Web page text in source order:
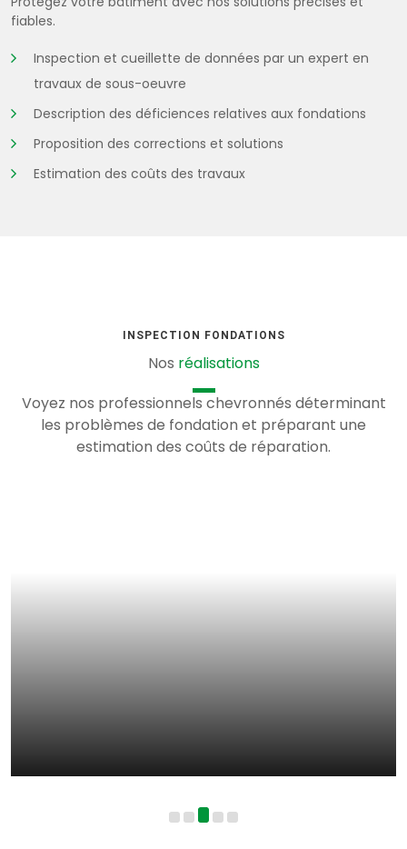
fiables.
Inspection et cueillette de données par un expert en
travaux de sous-oeuvre
Description des déficiences relatives aux fondations
Proposition des corrections et solutions
Estimation des coûts des travaux
INSPECTION FONDATIONS
Nos réalisations
Voyez nos professionnels chevronnés déterminant
les problèmes de fondation et préparant une
estimation des coûts de réparation.